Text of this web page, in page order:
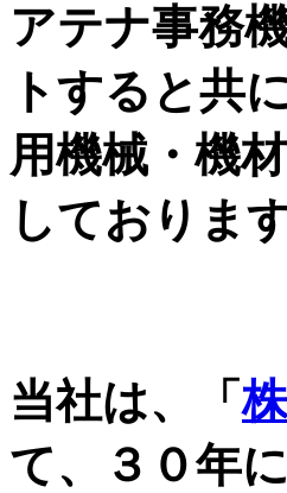
アテナ事務
トすると共
用機械・機
しておりま
当社は、「
て、３０年